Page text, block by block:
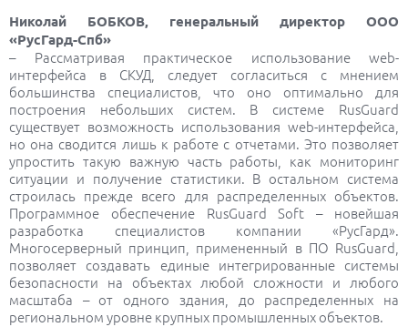
Николай БОБКОВ, генеральный директор ООО
«РусГард-Спб»
– Рассматривая практическое использование web-
интерфейса в СКУД, следует согласиться с мнением
большинства специалистов, что оно оптимально для
построения небольших систем. В системе RusGuard
существует возможность использования web-интерфейса,
но она сводится лишь к работе с отчетами. Это позволяет
упростить такую важную часть работы, как мониторинг
ситуации и получение статистики. В остальном система
строилась прежде всего для распределенных объектов.
Программное обеспечение RusGuard Soft – новейшая
разработка специалистов компании «РусГард».
Многосерверный принцип, примененный в ПО RusGuard,
позволяет создавать единые интегрированные системы
безопасности на объектах любой сложности и любого
масштаба – от одного здания, до распределенных на
региональном уровне крупных промышленных объектов.